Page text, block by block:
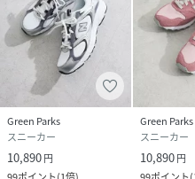
Green Parks
スニーカー
10,890円
Green Parks
スニーカー
10,890円